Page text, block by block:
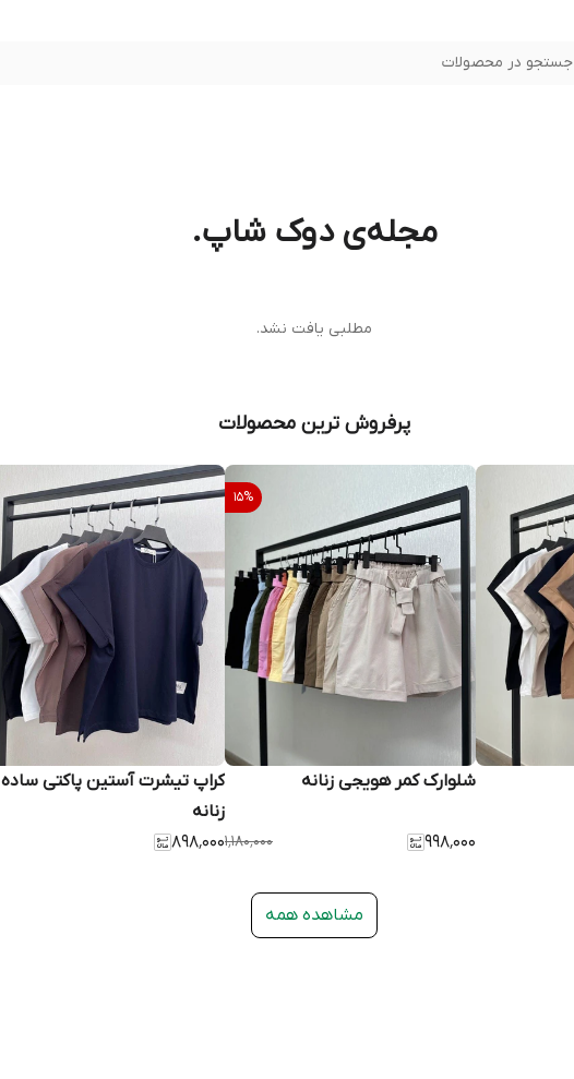
جستجو در محصولات
مجله‌ی دوک شاپ.
مطلبی یافت نشد.
پرفروش ترین محصولات
15%
شلوارک کمر هویجی زنانه
۹۹۸٬۰۰۰ ۱٬۱۸۰٬۰۰۰
کراپ تیشرت آستین پاکتی ساده
زنانه
۸۹۸٬۰۰۰
مشاهده همه